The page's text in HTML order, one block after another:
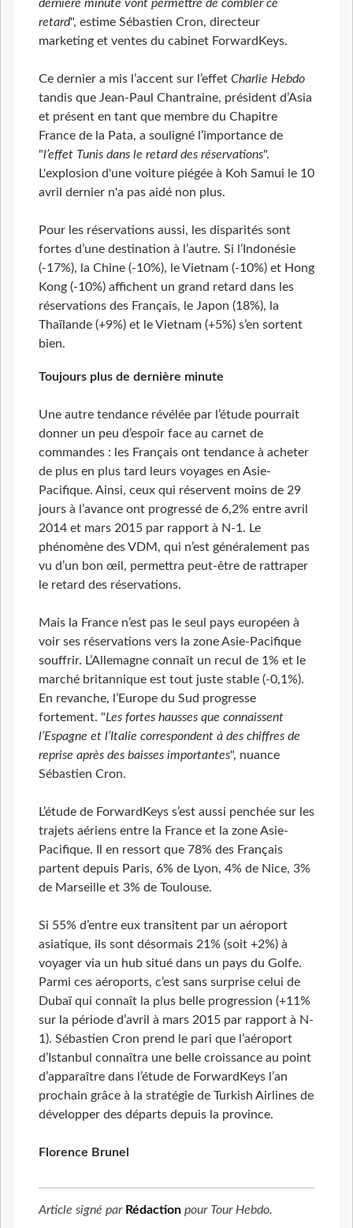
dernière minute vont permettre de combler ce
retard", estime Sébastien Cron, directeur
marketing et ventes du cabinet ForwardKeys.
Ce dernier a mis l’accent sur l’effet Charlie Hebdo
tandis que Jean-Paul Chantraine, président d’Asia
et présent en tant que membre du Chapitre
France de la Pata, a souligné l’importance de
"l’effet Tunis dans le retard des réservations".
L'explosion d'une voiture piégée à Koh Samui le 10
avril dernier n'a pas aidé non plus.
Pour les réservations aussi, les disparités sont
fortes d’une destination à l’autre. Si l’Indonésie
(-17%), la Chine (-10%), le Vietnam (-10%) et Hong
Kong (-10%) affichent un grand retard dans les
réservations des Français, le Japon (18%), la
Thaïlande (+9%) et le Vietnam (+5%) s’en sortent
bien.
Toujours plus de dernière minute
Une autre tendance révélée par l’étude pourrait
donner un peu d’espoir face au carnet de
commandes : les Français ont tendance à acheter
de plus en plus tard leurs voyages en Asie-
Pacifique. Ainsi, ceux qui réservent moins de 29
jours à l’avance ont progressé de 6,2% entre avril
2014 et mars 2015 par rapport à N-1. Le
phénomène des VDM, qui n’est généralement pas
vu d’un bon œil, permettra peut-être de rattraper
le retard des réservations.
Mais la France n’est pas le seul pays européen à
voir ses réservations vers la zone Asie-Pacifique
souffrir. L’Allemagne connaît un recul de 1% et le
marché britannique est tout juste stable (-0,1%).
En revanche, l’Europe du Sud progresse
fortement. "Les fortes hausses que connaissent
l’Espagne et l’Italie correspondent à des chiffres de
reprise après des baisses importantes", nuance
Sébastien Cron.
L’étude de ForwardKeys s’est aussi penchée sur les
trajets aériens entre la France et la zone Asie-
Pacifique. Il en ressort que 78% des Français
partent depuis Paris, 6% de Lyon, 4% de Nice, 3%
de Marseille et 3% de Toulouse.
Si 55% d’entre eux transitent par un aéroport
asiatique, ils sont désormais 21% (soit +2%) à
voyager via un hub situé dans un pays du Golfe.
Parmi ces aéroports, c’est sans surprise celui de
Dubaï qui connaît la plus belle progression (+11%
sur la période d’avril à mars 2015 par rapport à N-
1). Sébastien Cron prend le pari que l’aéroport
d’Istanbul connaîtra une belle croissance au point
d’apparaître dans l’étude de ForwardKeys l’an
prochain grâce à la stratégie de Turkish Airlines de
développer des départs depuis la province.
Florence Brunel
Article signé par Rédaction pour Tour Hebdo.